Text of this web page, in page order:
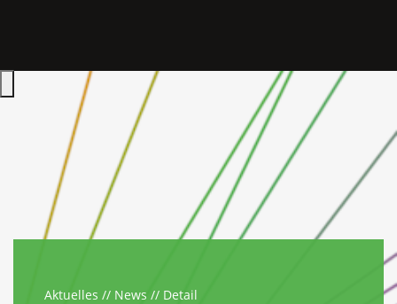
Hauptmenü öffnen
Aktuelles News Detail